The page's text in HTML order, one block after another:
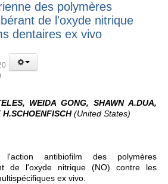
des polymères
de l'oxyde nitrique
dentaires ex vivo
WEIDA GONG, SHAWN A.DUA,
(United States)
antibiofilm des polymères
de l'oxyde nitrique (NO) contre les
ex vivo.